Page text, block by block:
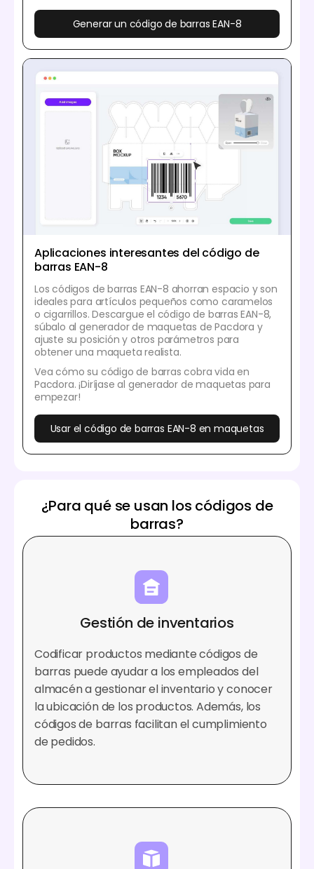
Generar un código de barras EAN-8
Aplicaciones interesantes del código de
barras EAN-8
Los códigos de barras EAN-8 ahorran espacio y son
ideales para artículos pequeños como caramelos
o cigarrillos. Descargue el código de barras EAN-8,
súbalo al generador de maquetas de Pacdora y
ajuste su posición y otros parámetros para
obtener una maqueta realista.
Vea cómo su código de barras cobra vida en
Pacdora. ¡Diríjase al generador de maquetas para
empezar!
Usar el código de barras EAN-8 en maquetas
¿Para qué se usan los códigos de
barras?
Gestión de inventarios
Codificar productos mediante códigos de
barras puede ayudar a los empleados del
almacén a gestionar el inventario y conocer
la ubicación de los productos. Además, los
códigos de barras facilitan el cumplimiento
de pedidos.